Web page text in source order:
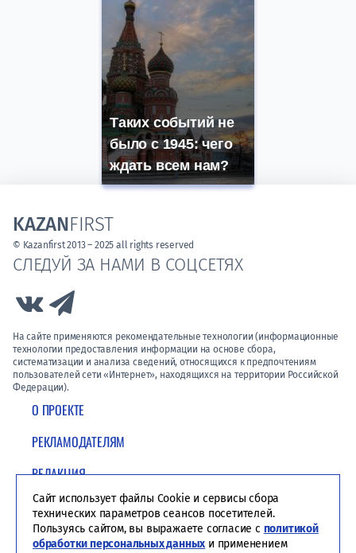
Таких событий не
было с 1945: чего
ждать всем нам?
О ПРОЕКТЕ
РЕКЛАМОДАТЕЛЯМ
РЕДАКЦИЯ
ПОЛИТИКА КОНФИДЕНЦИАЛЬНОСТИ
СЛЕДУЙ ЗА НАМИ В СОЦСЕТЯХ
Link to Vk
На сайте применяются рекомендательные технологии (информационные
технологии предоставления информации на основе сбора,
систематизации и анализа сведений, относящихся к предпочтениям
пользователей сети «Интернет», находящихся на территории Российской
Федерации).
KAZANFIRST
© Kazanfirst 2013 – 2025 all rights reserved
Сайт использует файлы Cookie и сервисы сбора
технических параметров сеансов посетителей.
Пользуясь сайтом, вы выражаете согласие с политикой
обработки персональных данных и применением